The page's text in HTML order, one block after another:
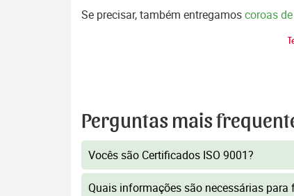
Se precisar, também entregamoscoroas
Perguntas mais
Vocês são Certificados ISO 9001?
Quais informações são necessárias para